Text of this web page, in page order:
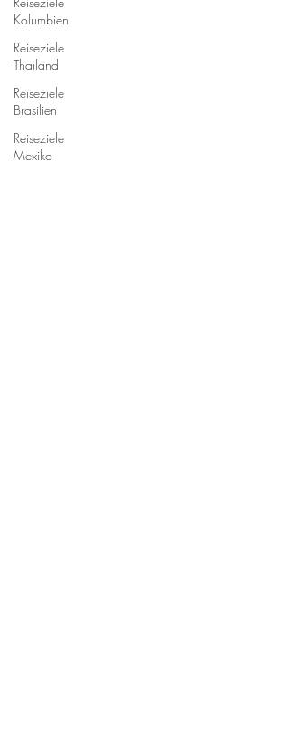
Kolumbien
Reiseziele
Thailand
Reiseziele
Brasilien
Reiseziele
Mexiko